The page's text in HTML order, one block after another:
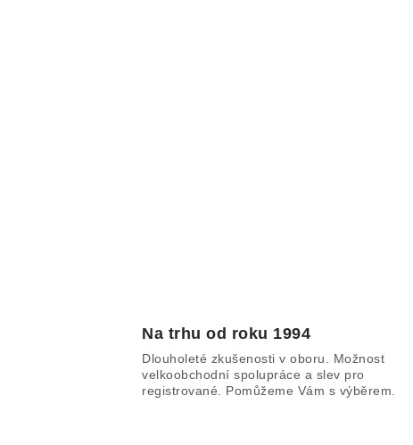
Na trhu od roku 1994
Dlouholeté zkušenosti v oboru. Možnost
velkoobchodní spolupráce a slev pro
registrované. Pomůžeme Vám s výběrem.